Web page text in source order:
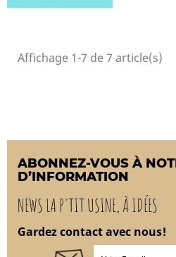
Affichage 1-7 de 7 article(s)
ABONNEZ-VOUS À
D’INFORMATION
NEWS LA P'TIT USINE, À IDÉES
Gardez contact avec nous!